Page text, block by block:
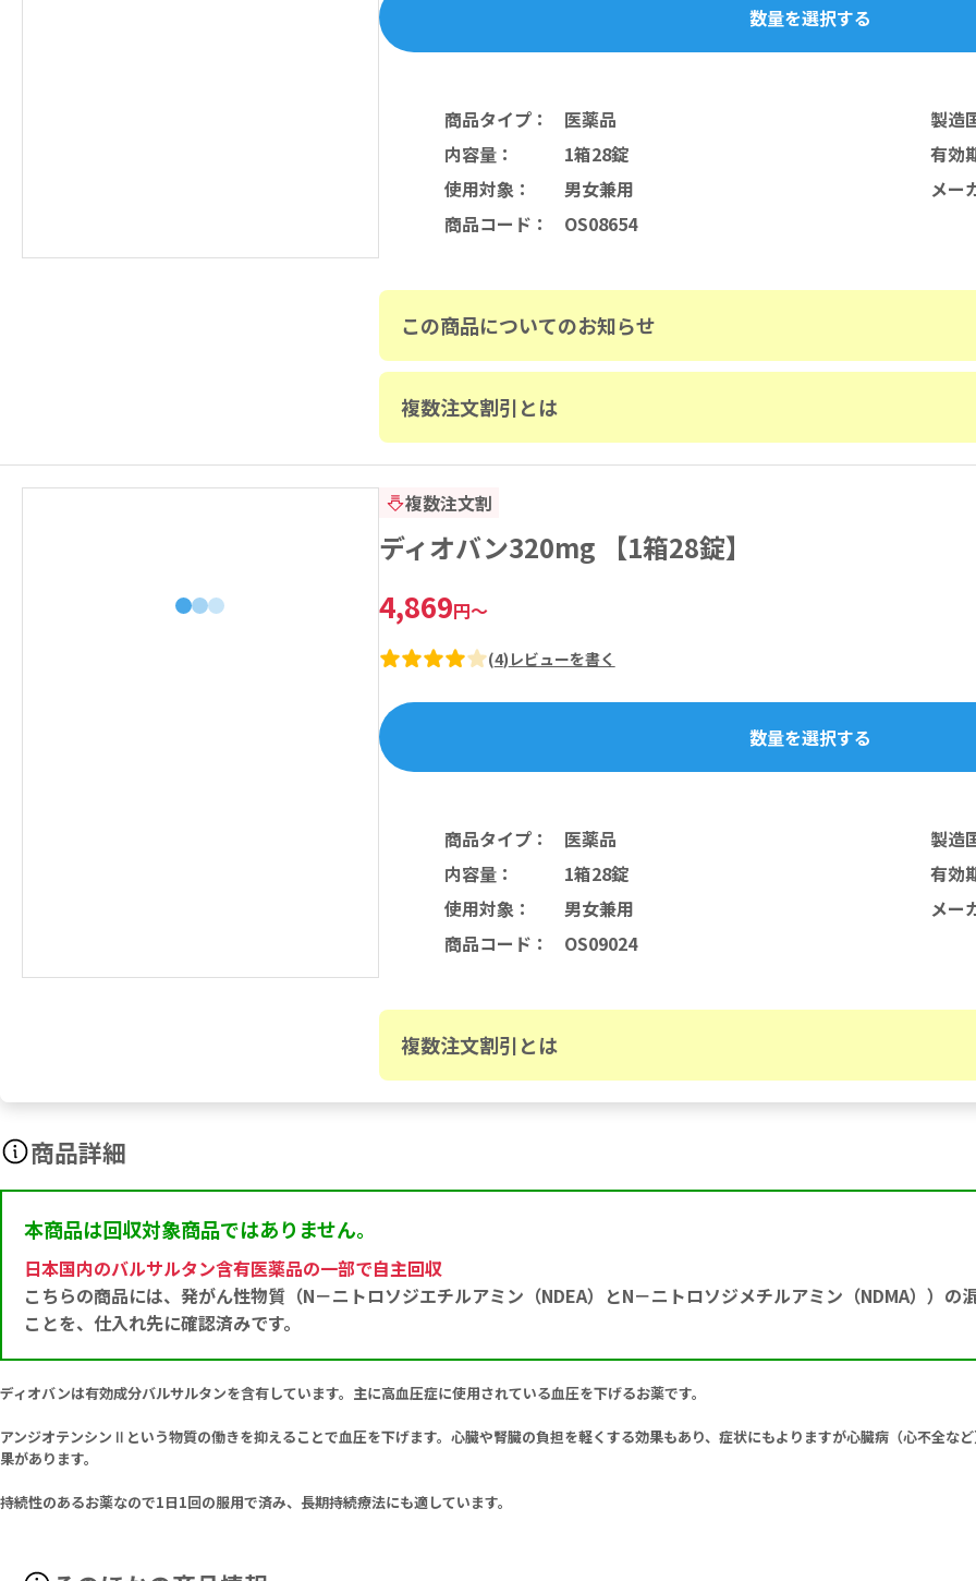
数量を選択する
商品タイプ：
医薬品
内容量：
1箱28錠
使用対象：
男女兼用
商品コード ： OS08654
製造
有効
メー
この商品についてのお知らせ
複数注文割引とは
複数注文割
ディオバン320mg 【1箱28錠】
4,869円～
(4) レビューを書く
数量を選択する
商品タイプ：
医薬品
内容量：
1箱28錠
使用対象：
男女兼用
商品コード ： OS09024
製造
有効
メー
複数注文割引とは
商品詳細
本商品は回収対象商品ではありません。
日本国内のバルサルタン含有医薬品の一部で自主回収
こちらの商品には、発がん性物質（N－ニトロソジエチルアミン（NDEA）とN－ニトロソジメチルアミン（NDMA））の
ことを、仕入れ先に確認済みです。
ディオバンは有効成分バルサルタンを含有しています。主に高血圧症に使用されている血圧を下げるお薬です。
アンジオテンシンⅡという物質の働きを抑えることで血圧を下げます。心臓や腎臓の負担を軽くする効果もあり、症状にもよりますが心臓病（心不全な
果があります。
持続性のあるお薬なので1日1回の服用で済み、長期持続療法にも適しています。